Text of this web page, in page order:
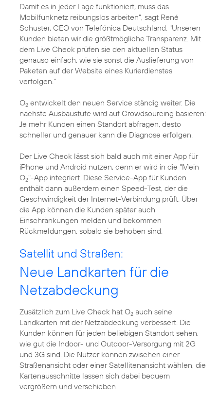
Damit es in jeder Lage funktioniert, muss das
Mobilfunknetz reibungslos arbeiten", sagt René
Schuster, CEO von Telefónica Deutschland. "Unseren
Kunden bieten wir die größtmögliche Transparenz. Mit
dem Live Check prüfen sie den aktuellen Status
genauso einfach, wie sie sonst die Auslieferung von
Paketen auf der Website eines Kurierdienstes
verfolgen."
O2 entwickelt den neuen Service ständig weiter. Die
nächste Ausbaustufe wird auf Crowdsourcing basieren:
Je mehr Kunden einen Standort abfragen, desto
schneller und genauer kann die Diagnose erfolgen.
Der Live Check lässt sich bald auch mit einer App für
iPhone und Android nutzen, denn er wird in die "Mein
O2"-App integriert. Diese Service-App für Kunden
enthält dann außerdem einen Speed-Test, der die
Geschwindigkeit der Internet-Verbindung prüft. Über
die App können die Kunden später auch
Einschränkungen melden und bekommen
Rückmeldungen, sobald sie behoben sind.
Satellit und Straßen:
Neue Landkarten für die
Netzabdeckung
Zusätzlich zum Live Check hat O2 auch seine
Landkarten mit der Netzabdeckung verbessert. Die
Kunden können für jeden beliebigen Standort sehen,
wie gut die Indoor- und Outdoor-Versorgung mit 2G
und 3G sind. Die Nutzer können zwischen einer
Straßenansicht oder einer Satellitenansicht wählen, die
Kartenausschnitte lassen sich dabei bequem
vergrößern und verschieben.